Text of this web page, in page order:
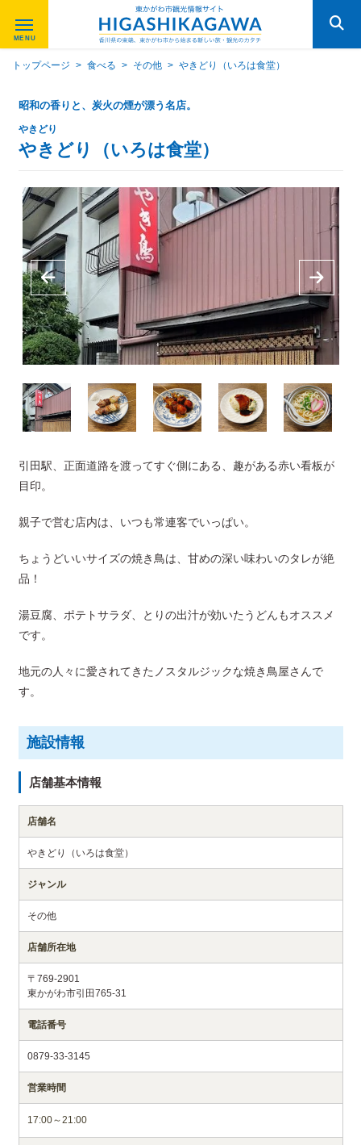
トップページ > 食べる > その他 > やきどり（いろは食堂）
昭和の香りと、炭火の煙が漂う名店。
やきどり
やきどり（いろは食堂）
引田駅、正面道路を渡ってすぐ側にある、趣がある赤い看板が
目印。
親子で営む店内は、いつも常連客でいっぱい。
ちょうどいいサイズの焼き鳥は、甘めの深い味わいのタレが絶
品！
湯豆腐、ポテトサラダ、とりの出汁が効いたうどんもオススメ
です。
地元の人々に愛されてきたノスタルジックな焼き鳥屋さんで
す。
施設情報
店舗基本情報
店舗名
やきどり（いろは食堂）
ジャンル
その他
店舗所在地
〒769-2901
東かがわ市引田765-31
電話番号
0879-33-3145
営業時間
17:00～21:00